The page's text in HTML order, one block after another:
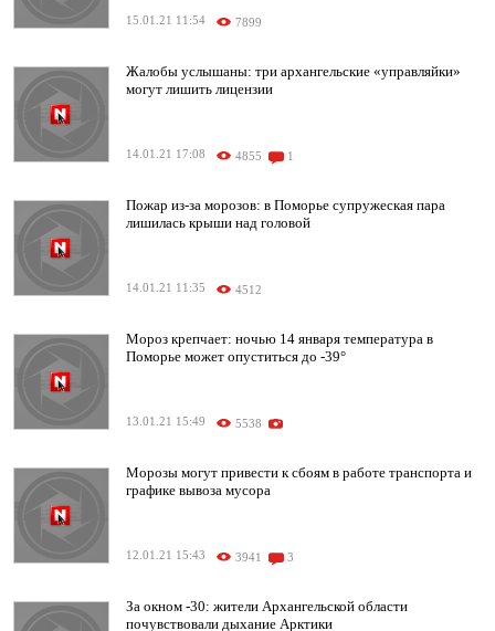
15.01.21 11:54 7899
Жалобы услышаны: три архангельские «управляйки»
могут лишить лицензии
14.01.21 17:08 4855 1
Пожар из-за морозов: в Поморье супружеская пара
лишилась крыши над головой
14.01.21 11:35 4512
Мороз крепчает: ночью 14 января температура в
Поморье может опуститься до -39°
13.01.21 15:49 5538
Морозы могут привести к сбоям в работе транспорта и
графике вывоза мусора
12.01.21 15:43 3941 3
За окном -30: жители Архангельской области
почувствовали дыхание Арктики